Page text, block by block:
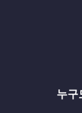
누구